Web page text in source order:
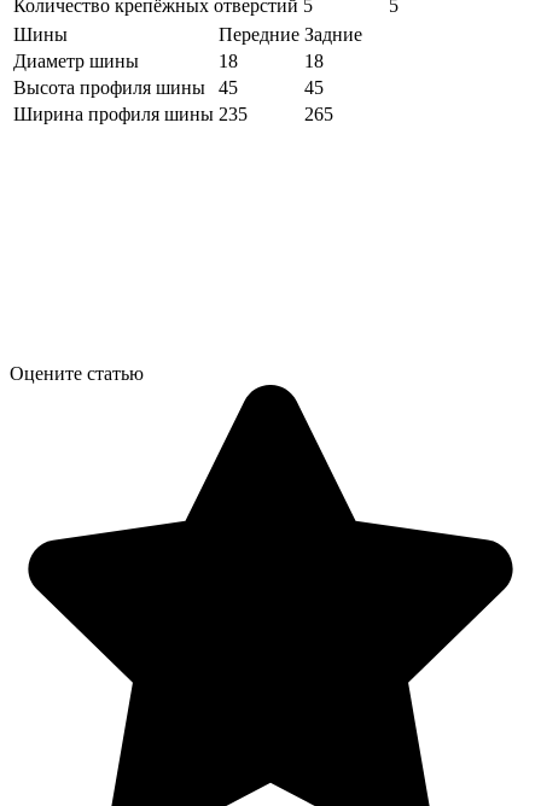
Количество крепёжных отверстий 5
5
Шины
Передние Задние
Диаметр шины
18
18
Высота профиля шины
45
45
Ширина профиля шины 235 265
Оцените статью